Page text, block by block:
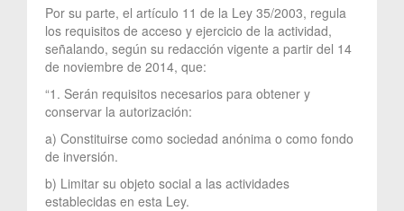
Por su parte, el artículo 11 de la Ley 35/2003, regula
los requisitos de acceso y ejercicio de la actividad,
señalando, según su redacción vigente a partir del 14
de noviembre de 2014, que:
“1. Serán requisitos necesarios para obtener y
conservar la autorización:
a) Constituirse como sociedad anónima o como fondo
de inversión.
b) Limitar su objeto social a las actividades
establecidas en esta Ley.